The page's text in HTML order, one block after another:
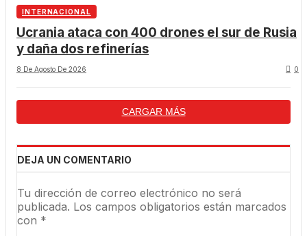
INTERNACIONAL
Ucrania ataca con 400 drones el sur de Rusia
y daña dos refinerías
8 De Agosto De 2026 0
CARGAR MÁS
DEJA UN COMENTARIO
Tu dirección de correo electrónico no será
publicada. Los campos obligatorios están marcados
con *